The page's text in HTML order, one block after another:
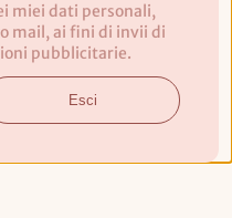
miei dati personali,
mail, ai fini di invii di
pubblicitarie.
Esci